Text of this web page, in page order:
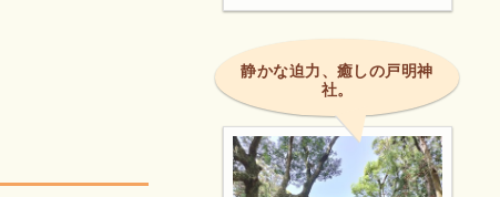
静かな迫力、癒しの戸明神
社。